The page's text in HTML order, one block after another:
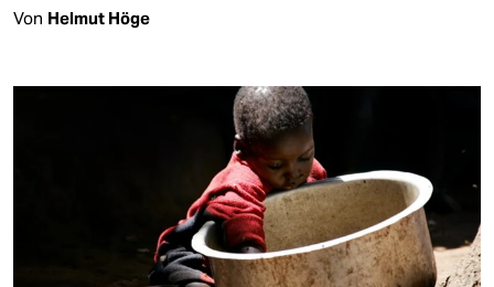
Von Helmut Höge